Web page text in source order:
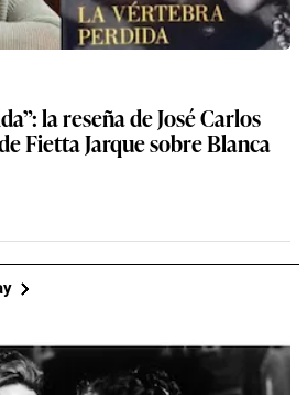
la reseña de José Carlos
Fietta Jarque sobre Blanca